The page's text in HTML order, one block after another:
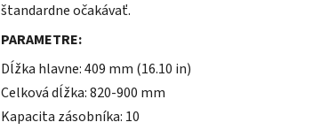
štandardne očakávať.
PARAMETRE:
Dĺžka hlavne: 409 mm (16.10 in)
Celková dĺžka: 820-900 mm
Kapacita zásobníka: 10